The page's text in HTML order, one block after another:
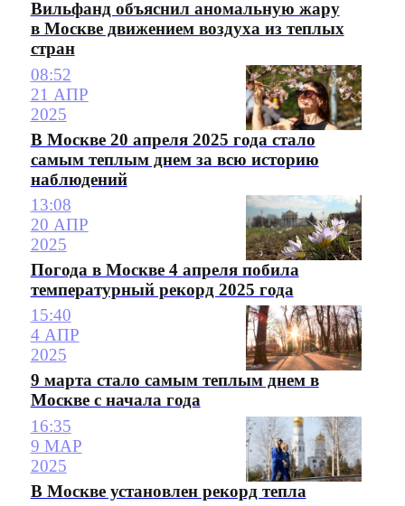
Вильфанд объяснил аномальную жару
в Москве движением воздуха из теплых
стран
08:52
21 АПР
2025
В Москве 20 апреля 2025 года стало
самым теплым днем за всю историю
наблюдений
13:08
20 АПР
2025
Погода в Москве 4 апреля побила
температурный рекорд 2025 года
15:40
4 АПР
2025
9 марта стало самым теплым днем в
Москве с начала года
16:35
9 МАР
2025
В Москве установлен рекорд тепла